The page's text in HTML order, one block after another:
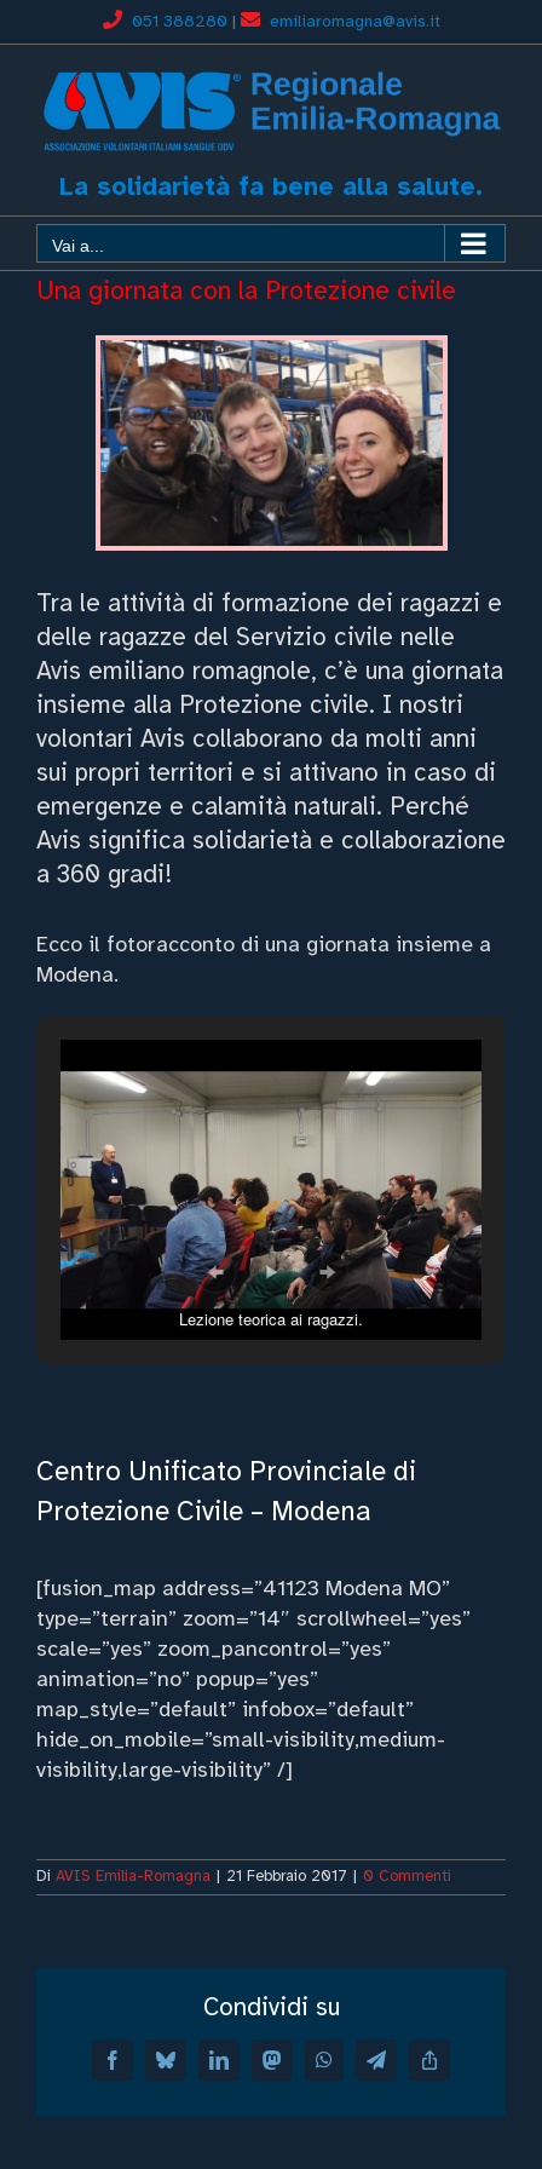
051 388280 emiliaromagna@avis.it
La solidarietà fa bene alla salute.
Vai a...
Una giornata con la Protezione civile
Tra le attività di formazione dei ragazzi e
delle ragazze del Servizio civile nelle
Avis emiliano romagnole, c’è una giornata
insieme alla Protezione civile. I nostri
volontari Avis collaborano da molti anni
sui propri territori e si attivano in caso di
emergenze e calamità naturali. Perché
Avis significa solidarietà e collaborazione
a 360 gradi!
Ecco il fotoracconto di una giornata insieme a
Modena.
Lezione teorica ai ragazzi.
Centro Unificato Provinciale di
Protezione Civile – Modena
[fusion_map address=”41123 Modena MO”
type=”terrain” zoom=”14″ scrollwheel=”yes”
scale=”yes” zoom_pancontrol=”yes”
animation=”no” popup=”yes”
map_style=”default” infobox=”default”
hide_on_mobile=”small-visibility,medium-
visibility,large-visibility” /]
Di AVIS Emilia-Romagna 21 Febbraio 2017 0 Commenti
Condividi su